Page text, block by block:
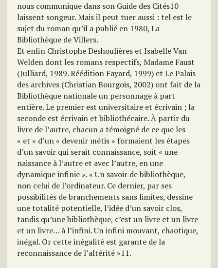
nous communique dans son Guide des Cités10
laissent songeur. Mais il peut tuer aussi : tel est le
sujet du roman qu’il a publié en 1980, La
Bibliothèque de Villers.
Et enfin Christophe Deshoulières et Isabelle Van
Welden dont les romans respectifs, Madame Faust
(Julliard, 1989. Réédition Fayard, 1999) et Le Palais
des archives (Christian Bourgois, 2002) ont fait de la
Bibliothèque nationale un personnage à part
entière. Le premier est universitaire et écrivain ; la
seconde est écrivain et bibliothécaire. À partir du
livre de l’autre, chacun a témoigné de ce que les
« et » d’un « devenir métis » formaient les étapes
d’un savoir qui serait connaissance, soit « une
naissance à l’autre et avec l’autre, en une
dynamique infinie ». « Un savoir de bibliothèque,
non celui de l’ordinateur. Ce dernier, par ses
possibilités de branchements sans limites, dessine
une totalité potentielle, l’idée d’un savoir clos,
tandis qu’une bibliothèque, c’est un livre et un livre
et un livre… à l’infini. Un infini mouvant, chaotique,
inégal. Or cette inégalité est garante de la
reconnaissance de l’altérité »11.